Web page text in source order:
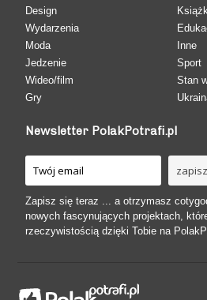
Design
Wydarzenia
Moda
Jedzenie
Wideo/film
Gry
Inne
Sport
Stan
Newsletter PolakPotrafi.pl
Zapisz się teraz ... a otrzymasz
nowych fascynujących projektach,
rzeczywistością dzięki Tobie na